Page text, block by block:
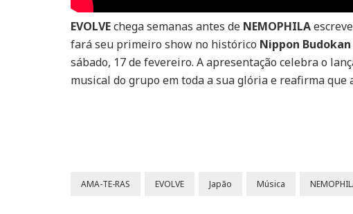
EVOLVEchega semanas antes de NEMOPHILA
fará seu primeiro show no histórico Nippon Budokan
sábado, 17 de fevereiro. A apresentação celebra o
musical do grupo em toda a sua glória e reafirma que
AMA-TE-RAS EVOLVE Japão Música